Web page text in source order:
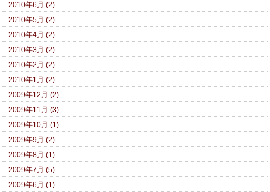
2010年6月 (2)
2010年5月 (2)
2010年4月 (2)
2010年3月 (2)
2010年2月 (2)
2010年1月 (2)
2009年12月 (2)
2009年11月 (3)
2009年10月 (1)
2009年9月 (2)
2009年8月 (1)
2009年7月 (5)
2009年6月 (1)